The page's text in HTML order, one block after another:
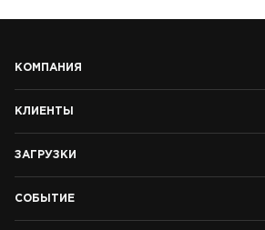
КОМПАНИЯ
КЛИЕНТЫ
ЗАГРУЗКИ
СОБЫТИЕ